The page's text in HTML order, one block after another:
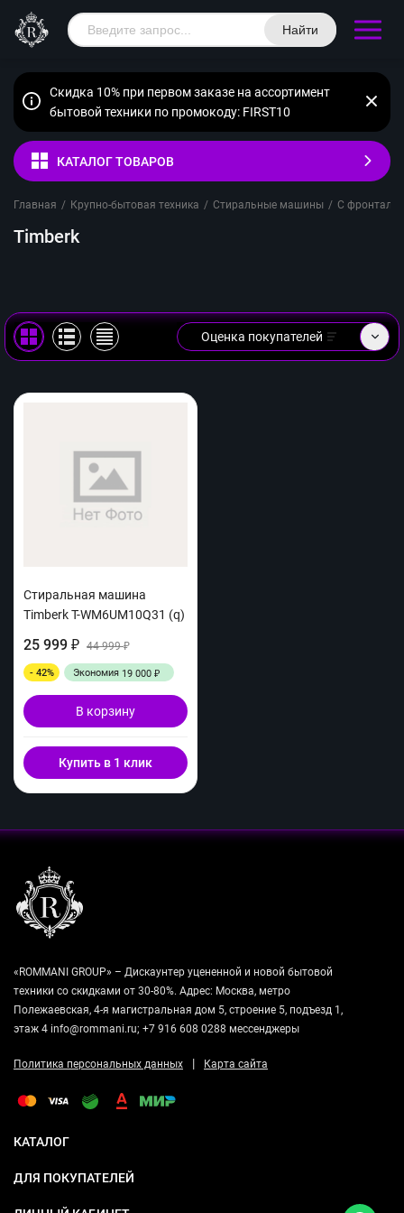
Найти
Скидка 10% при первом заказе на ассортимент
бытовой техники по промокоду: FIRST10
КАТАЛОГ ТОВАРОВ
Главная / Крупно-бытовая техника / Стиральные машины / С
Timberk
Оценка покупателей
Стиральная машина
Timberk T-WM6UM10Q31 (q)
25 999 ₽ 44 999₽
- 42% Экономия 19 000 ₽
В корзину
Купить в 1 клик
«ROMMANI GROUP» – Дискаунтер уцененной и новой бытовой
техники со скидками от 30-80%. Адрес: Москва, метро
Полежаевская, 4-я магистральная дом 5, строение 5, подъезд 1,
этаж 4 info@rommani.ru; +7 916 608 0288 мессенджеры
Политика персональных данных | Карта сайта
КАТАЛОГ
ДЛЯ ПОКУПАТЕЛЕЙ